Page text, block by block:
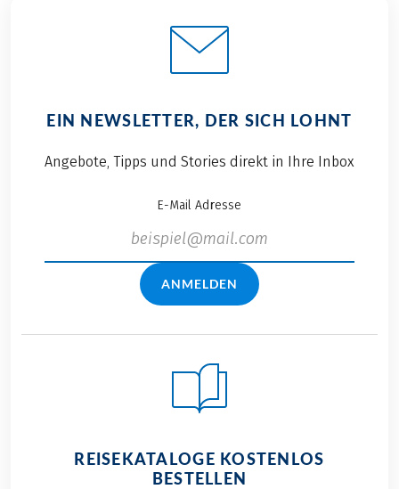
EIN NEWSLETTER, DER SICH LOHNT
Angebote, Tipps und Stories direkt in Ihre Inbox
E-Mail Adresse
ANMELDEN
REISEKATALOGE KOSTENLOS
BESTELLEN